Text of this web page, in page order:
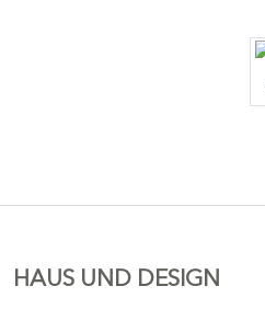
HAUS UND DESIGN